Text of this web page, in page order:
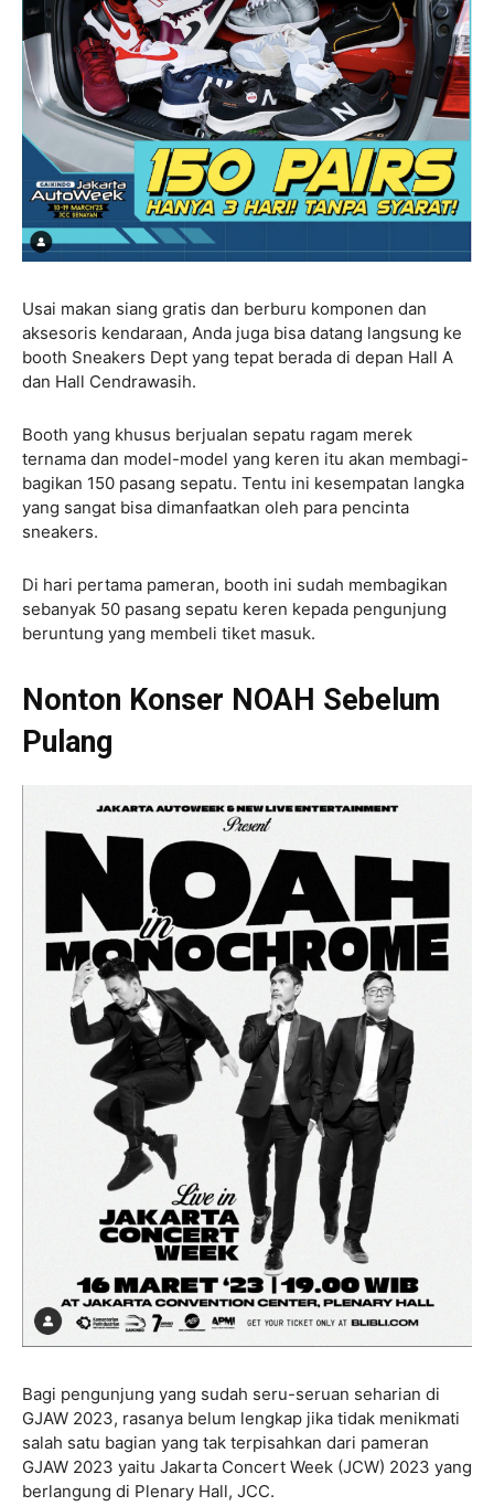
Usai makan siang gratis dan berburu komponen dan
aksesoris kendaraan, Anda juga bisa datang langsung ke
booth Sneakers Dept yang tepat berada di depan Hall A
dan Hall Cendrawasih.
Booth yang khusus berjualan sepatu ragam merek
ternama dan model-model yang keren itu akan membagi-
bagikan 150 pasang sepatu. Tentu ini kesempatan langka
yang sangat bisa dimanfaatkan oleh para pencinta
sneakers.
Di hari pertama pameran, booth ini sudah membagikan
sebanyak 50 pasang sepatu keren kepada pengunjung
beruntung yang membeli tiket masuk.
Nonton Konser NOAH Sebelum
Pulang
Bagi pengunjung yang sudah seru-seruan seharian di
GJAW 2023, rasanya belum lengkap jika tidak menikmati
salah satu bagian yang tak terpisahkan dari pameran
GJAW 2023 yaitu Jakarta Concert Week (JCW) 2023 yang
berlangung di Plenary Hall, JCC.